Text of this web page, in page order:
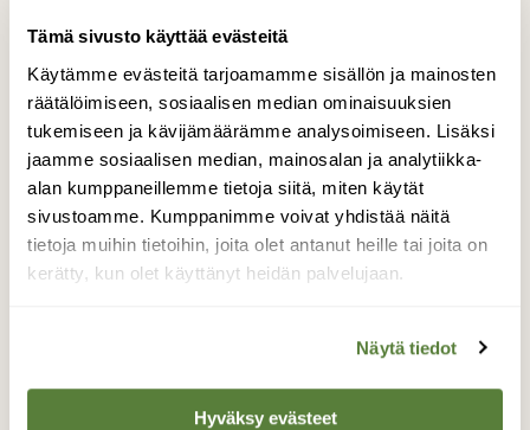
Tämä sivusto käyttää evästeitä
Käytämme evästeitä tarjoamamme sisällön ja mainosten
räätälöimiseen, sosiaalisen median ominaisuuksien
tukemiseen ja kävijämäärämme analysoimiseen. Lisäksi
jaamme sosiaalisen median, mainosalan ja analytiikka-
alan kumppaneillemme tietoja siitä, miten käytät
sivustoamme. Kumppanimme voivat yhdistää näitä
tietoja muihin tietoihin, joita olet antanut heille tai joita on
kerätty, kun olet käyttänyt heidän palvelujaan.
Näytä tiedot
Hyväksy evästeet
Käärmeen lumous
Kyy suostui poseeraamaan oikein kunnolla.
(Helsinki) 04.05.2013